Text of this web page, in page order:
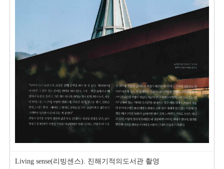
Living sense(리빙센스). 진해기적의도서관 촬영